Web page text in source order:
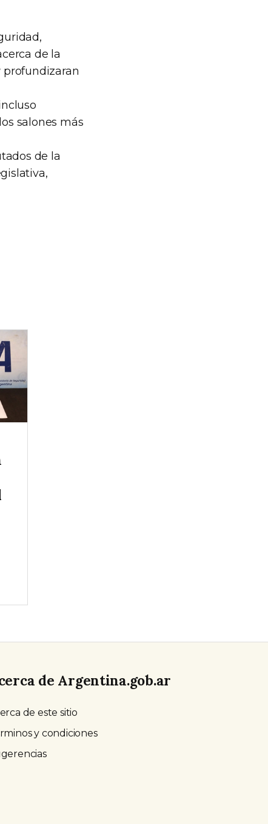
de la
salones más
de la
de Argentina.gob.ar
de este sitio
y condiciones